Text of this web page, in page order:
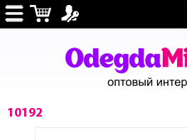
10192